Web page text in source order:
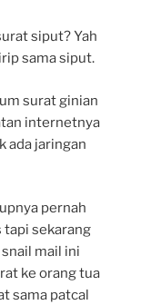
siput? Yah
sama siput.
surat ginian
internetnya
ada jaringan
pernah
sekarang
mail ini
ke orang tua
sama patcal